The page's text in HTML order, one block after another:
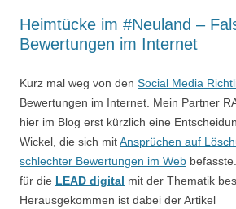
Heimtücke im #Neuland –
Bewertungen im Internet
Kurz mal weg von den Social Media
Bewertungen im Internet. Mein Partner
hier im Blog erst kürzlich eine
Wickel, die sich mitAnsprüchen auf
schlechter Bewertungen im Web
für die LEAD digital mit der Thematik
Herausgekommen ist dabei der Artikel